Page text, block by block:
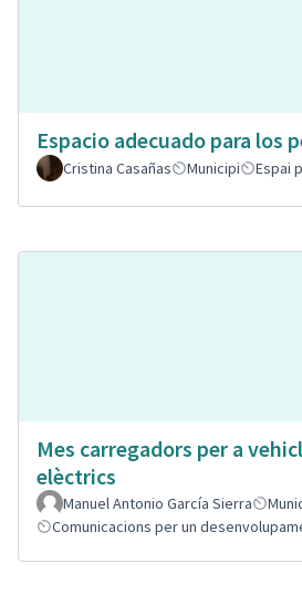
Espacio adecuado para los
Cristina Casañas
Municipi Espai
Mes carregadors per a
elèctrics
Manuel Antonio García Sierra
Comunicacions per un